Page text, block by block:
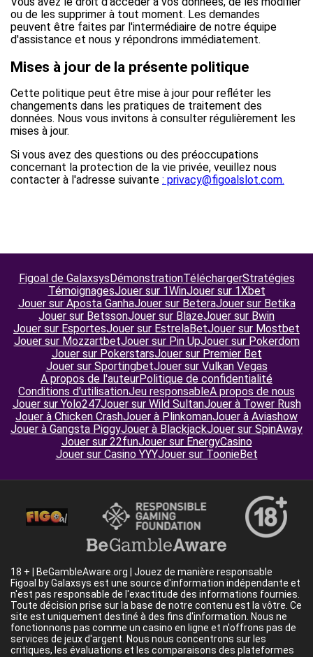
ou de les supprimer à tout moment. Les demandes
peuvent être faites par l'intermédiaire de notre équipe
d'assistance et nous y répondrons immédiatement.
Mises à jour de la présente politique
Cette politique peut être mise à jour pour refléter les
changements dans les pratiques de traitement des
données. Nous vous invitons à consulter régulièrement les
mises à jour.
Si vous avez des questions ou des préoccupations
concernant la protection de la vie privée, veuillez nous
contacter à l'adresse suivante : privacy@figoalslot.com.
Figoal de Galaxsys DémonstrationTéléchargerStratégies
TémoignagesJouer sur 1WinJouer sur 1Xbet
Jouer sur Aposta GanhaJouer sur BeteraJouer sur Betika
Jouer sur BetssonJouer sur BlazeJouer sur Bwin
Jouer sur EsportesJouer sur EstrelaBetJouer sur Mostbet
Jouer sur MozzartbetJouer sur Pin UpJouer sur Pokerdom
Jouer sur PokerstarsJouer sur Premier Bet
Jouer sur SportingbetJouer sur Vulkan Vegas
A propos de l'auteurPolitique de confidentialité
Conditions d'utilisationJeu responsableA propos de nous
Jouer sur Yolo247Jouer sur Wild SultanJouer à Tower Rush
Jouer à Chicken CrashJouer à PlinkomanJouer à Aviashow
Jouer à Gangsta PiggyJouer à BlackjackJouer sur SpinAway
Jouer sur 22funJouer sur EnergyCasino
Jouer sur Casino YYYJouer sur ToonieBet
18 + | BeGambleAware.org | Jouez de manière responsable
Figoal by Galaxsys est une source d'information indépendante et
n'est pas responsable de l'exactitude des informations fournies.
Toute décision prise sur la base de notre contenu est la vôtre. Ce
site est uniquement destiné à des fins d'information. Nous ne
fonctionnons pas comme un casino en ligne et n'offrons pas de
services de jeux d'argent. Nous nous concentrons sur les
critiques, les évaluations et les comparaisons des plateformes